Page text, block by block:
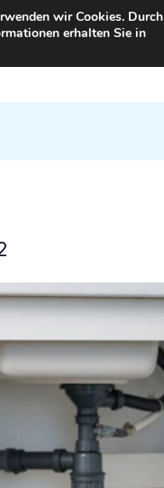
wir Cookies. Durch
erhalten Sie in